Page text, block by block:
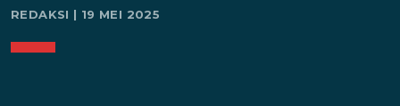
REDAKSI | 19 MEI 2025